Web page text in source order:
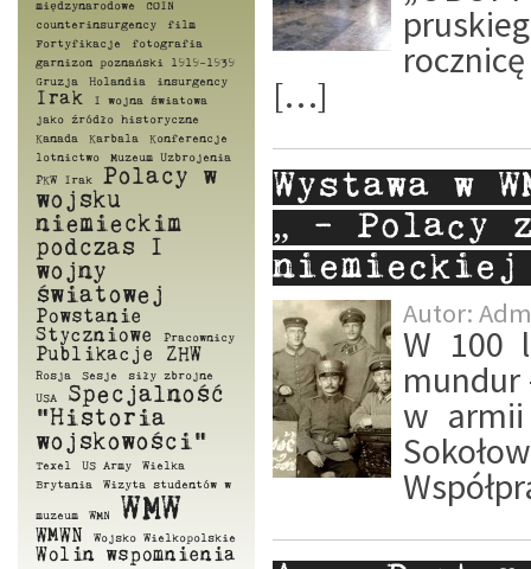
międzynarodowe
COIN
counterinsurgency
film
Fortyfikacje
fotografia
garnizon poznański 1919-1939
Gruzja
Holandia insurgency
Irak
I wojna światowa
jako źródło historyczne
Kanada
Karbala
Konferencje
lotnictwo
Muzeum Uzbrojenia
PKW Irak
Polacy w
wojsku
niemieckim
podczas I
wojny
światowej
Powstanie
Styczniowe
Pracownicy
Publikacje ZHW
Rosja Sesje
siły zbrojne
USA
Specjalność
"Historia
wojskowości"
Texel US Army
Wielka
Brytania
Wizyta studentów w
muzeum WMN WMW
WMWN Wojsko Wielkopolskie
Wolin wspomnienia
[…]
Wystawa w
„ – Polacy
niemieckiej
Autor:
W 100
mundur
w armii